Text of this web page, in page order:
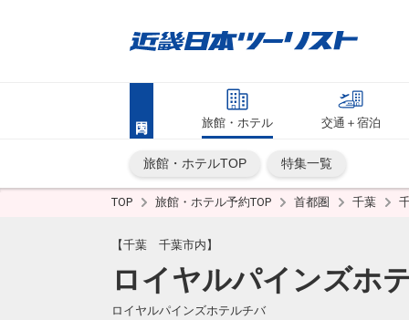
旅館・ホテル 交通＋宿泊
旅館・ホテルTOP 特集一覧
TOP 旅館・ホテル予約TOP 首都圏 千葉
【千葉 千葉市内】
ロイヤルパインズホ
ロイヤルパインズホテルチバ